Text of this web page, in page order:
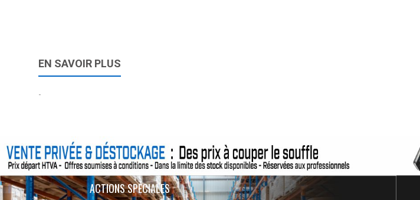
EN SAVOIR PLUS
-
ACTIONS SPÉCIALES